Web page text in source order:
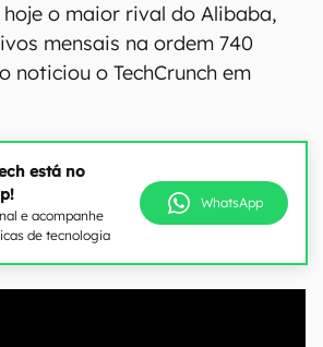
o maior rival do Alibaba,
mensais na ordem 740
noticiou o TechCrunch em
está no
e acompanhe
de tecnologia
WhatsApp